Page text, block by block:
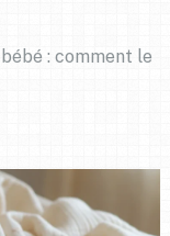
: comment le